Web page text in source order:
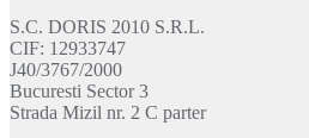
S.C. DORIS 2010 S.R.L.
CIF: 12933747
J40/3767/2000
Bucuresti Sector 3
Strada Mizil nr. 2 C parter